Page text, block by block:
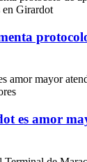
es amor